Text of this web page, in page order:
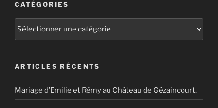
CATÉGORIES
Catégories
ARTICLES RÉCENTS
Mariage d’Emilie et Rémy au Château de Gézaincourt.